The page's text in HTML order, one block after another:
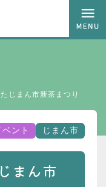
じまん市新茶まつり
ベント じまん市
まん市